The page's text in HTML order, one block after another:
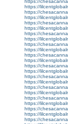
https://
https://
https://
https://
https://
https://
https://
https://
https://
https://
https://
https://
https://
https://
https://
https://
https://
https://
https://
https://
https://
https://
https://